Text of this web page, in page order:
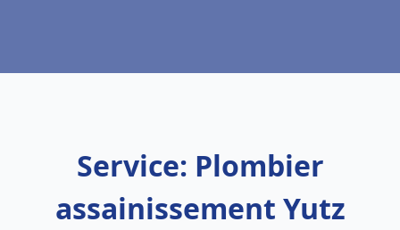
Service: Plombier
assainissement Yutz